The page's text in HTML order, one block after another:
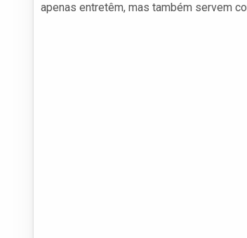
apenas entretêm, mas também servem